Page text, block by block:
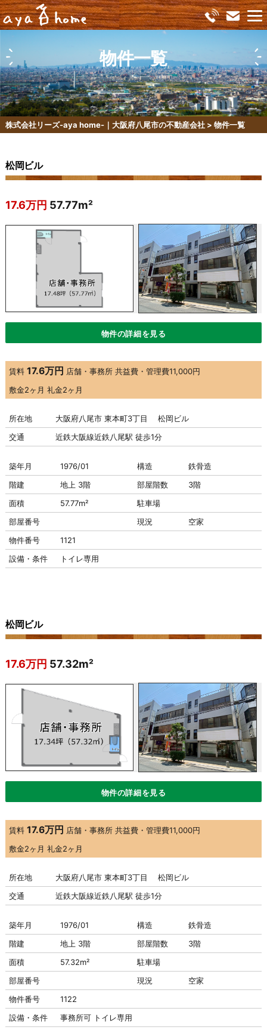
物件一覧
株式会社リーズ-aya home-｜大阪府八尾市の不動産会社> 物件一覧
松岡ビル
17.6万円 57.77m²
物件の詳細を見る
賃料 17.6万円 店舗・事務所 共益費・管理費11,000円
敷金2ヶ月 礼金2ヶ月
所在地
大阪府八尾市 東本町3丁目 松岡ビル
交通
近鉄大阪線近鉄八尾駅 徒歩1分
築年月 1976/01 構造
鉄骨造
階建
地上 3階 部屋階数
3階
面積
57.77m²
駐車場
部屋番号
現況
空家
物件番号
1121
設備・条件
トイレ専用
松岡ビル
17.6万円 57.32m²
物件の詳細を見る
賃料 17.6万円 店舗・事務所 共益費・管理費11,000円
敷金2ヶ月 礼金2ヶ月
所在地
大阪府八尾市 東本町3丁目 松岡ビル
交通
近鉄大阪線近鉄八尾駅 徒歩1分
築年月 1976/01 構造
鉄骨造
階建
地上 3階 部屋階数
3階
面積
57.32m²
駐車場
部屋番号
現況
空家
物件番号
1122
設備・条件
事務所可 トイレ専用